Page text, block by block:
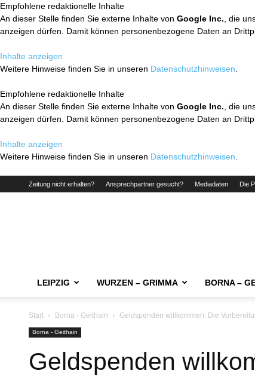
Empfohlene redaktionelle Inhalte
An dieser Stelle finden Sie externe Inhalte von Google Inc. , die
anzeigen dürfen. Damit können personenbezogene Daten an
Inhalte anzeigen
Weitere Hinweise finden Sie in unseren Datenschutzhinweisen
Empfohlene redaktionelle Inhalte
An dieser Stelle finden Sie externe Inhalte von Google Inc. , die
anzeigen dürfen. Damit können personenbezogene Daten an
Inhalte anzeigen
Weitere Hinweise finden Sie in unseren Datenschutzhinweisen
Zeitung nicht erhalten? Ansprechpartner gesucht? Mediadaten Die
LEIPZIG WURZEN – GRIMMA BORNA –
Start Borna - Geithain Geldspenden willkommen: Die
Borna - Geithain
Geldspenden